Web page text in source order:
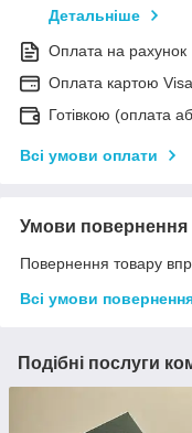
Детальніше
Оплата на рахунок
Оплата картою
Готівкою (оплата
Всі умови оплати
Умови повернення
Повернення товару
Всі умови
Подібні послуги